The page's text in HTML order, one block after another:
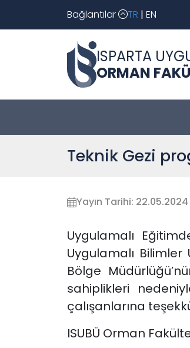
Bağlantılar TR | EN
ISPARTA
ORMAN
Teknik Gezi
Yayın Tarihi: 22.05.2024
Uygulamalı
Uygulamalı
Bölge
sahiplikleri
çalışanlarına
ISUBÜ Orman